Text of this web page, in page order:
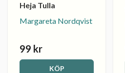
Heja Tulla
Margareta Nordqvist
99 kr
KÖP